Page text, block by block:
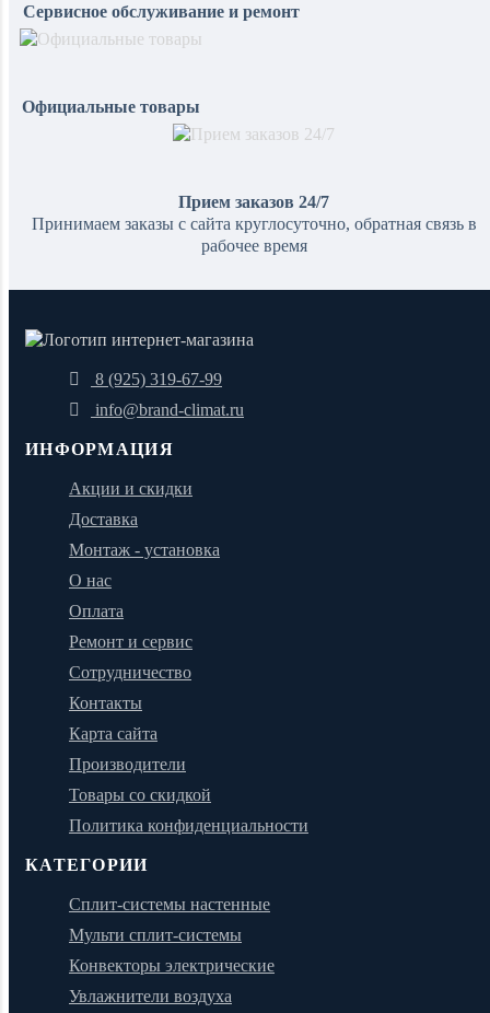
Сервисное обслуживание и ремонт
Официальные товары
Прием заказов 24/7
Принимаем заказы с сайта круглосуточно, обратная связь в
рабочее время
8 (925) 319-67-99
info@brand-climat.ru
ИНФОРМАЦИЯ
Акции и скидки
Доставка
Монтаж - установка
О нас
Оплата
Ремонт и сервис
Сотрудничество
Контакты
Карта сайта
Производители
Товары со скидкой
Политика конфиденциальности
КАТЕГОРИИ
Сплит-системы настенные
Мульти сплит-системы
Конвекторы электрические
Увлажнители воздуха